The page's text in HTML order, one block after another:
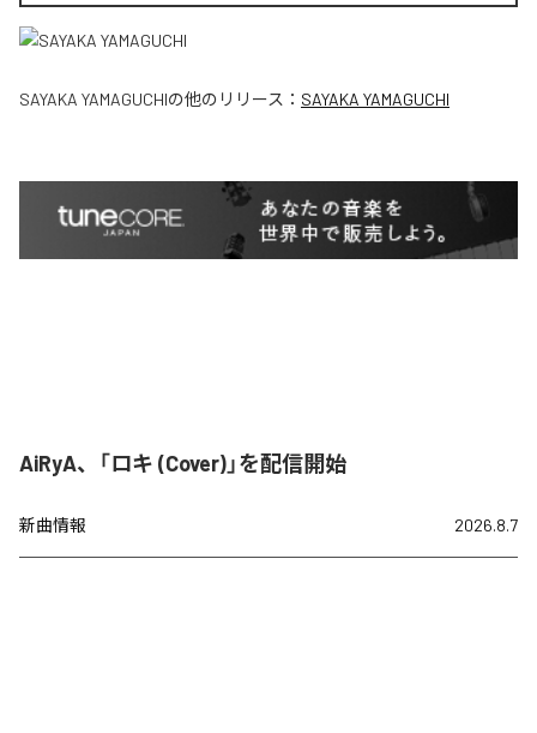
SAYAKA YAMAGUCHIの他のリリース： SAYAKA YAMAGUCHI
AiRyA、「ロキ (Cover)」を配信開始
新曲情報 2026.8.7